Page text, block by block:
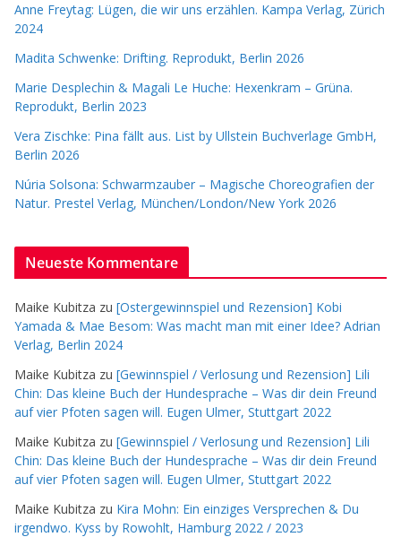
Anne Freytag: Lügen, die wir uns erzählen. Kampa Verlag, Zürich
2024
Madita Schwenke: Drifting. Reprodukt, Berlin 2026
Marie Desplechin & Magali Le Huche: Hexenkram – Grüna.
Reprodukt, Berlin 2023
Vera Zischke: Pina fällt aus. List by Ullstein Buchverlage GmbH,
Berlin 2026
Núria Solsona: Schwarmzauber – Magische Choreografien der
Natur. Prestel Verlag, München/London/New York 2026
Neueste Kommentare
Maike Kubitza zu [Ostergewinnspiel und Rezension] Kobi
Yamada & Mae Besom: Was macht man mit einer Idee? Adrian
Verlag, Berlin 2024
Maike Kubitza zu [Gewinnspiel / Verlosung und Rezension] Lili
Chin: Das kleine Buch der Hundesprache – Was dir dein Freund
auf vier Pfoten sagen will. Eugen Ulmer, Stuttgart 2022
Maike Kubitza zu [Gewinnspiel / Verlosung und Rezension] Lili
Chin: Das kleine Buch der Hundesprache – Was dir dein Freund
auf vier Pfoten sagen will. Eugen Ulmer, Stuttgart 2022
Maike Kubitza zu Kira Mohn: Ein einziges Versprechen & Du
irgendwo. Kyss by Rowohlt, Hamburg 2022 / 2023